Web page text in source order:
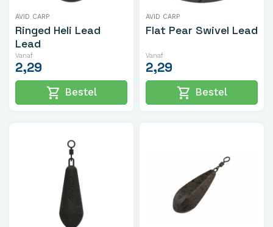
AVID CARP
Ringed Heli Lead
Lead
Vanaf
2,29
shopping_cart Bestel
AVID CARP
Flat Pear Swivel Lead
Vanaf
2,29
shopping_cart Bestel